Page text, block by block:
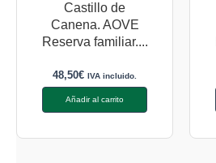
Castillo de
Canena. AOVE
Reserva familiar....
48,50€ IVA incluido.
Añadir al carrito